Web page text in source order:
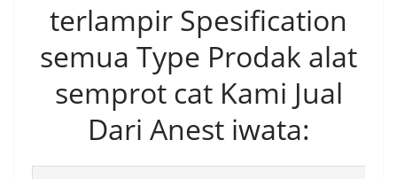
terlampir Spesification
semua Type Prodak alat
semprot cat Kami Jual
Dari Anest iwata: